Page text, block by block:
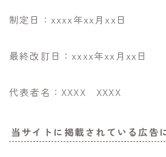
制定日：xxxx年xx月xx日
最終改訂日：xxxx年xx月xx日
代表者名：XXXX XXXX
当サイトに掲載されている広告